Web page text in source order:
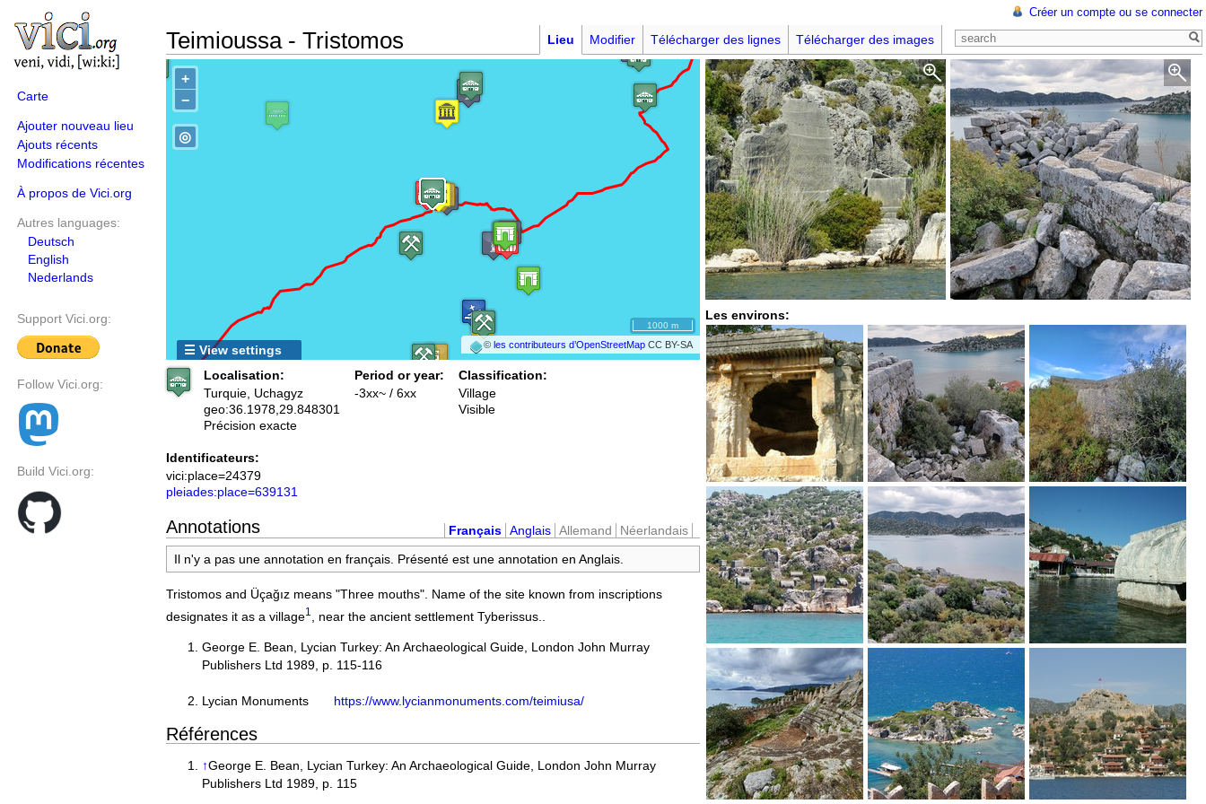
Carte
Ajouter nouveau lieu
Ajouts récents
Modifications récentes
À propos de Vici.org
Autres languages:
Deutsch
English
Nederlands
Support Vici.org:
Follow Vici.org:
Build Vici.org:
Teimioussa - Tristomos
Créer un compte ou se connecter
Lieu Modifier Télécharger des lignes Télécharger des images
+
−
©les contributeurs d’OpenStreetMap CC BY-SA
◎
1000 m
☰ View settings
Les environs:
Localisation:
Turquie, Uchagyz
geo:36.1978,29.848301
Précision exacte
Period or year:
-3xx~ / 6xx
Classification:
Village
Visible
Identificateurs:
vici:place=24379
pleiades:place=639131
Annotations Français Anglais Allemand
Néerlandais
Il n'y a pas une annotation en français. Présenté est une annotation en Anglais.
Tristomos and Üçağız means "Three mouths". Name of the site known from inscriptions
designates it as a village1 , near the ancient settlement Tyberissus..
George E. Bean, Lycian Turkey: An Archaeological Guide, London John Murray
Publishers Ltd 1989, p. 115-116
Lycian Monuments https://www.lycianmonuments.com/teimiusa/
Références
↑George E. Bean, Lycian Turkey: An Archaeological Guide, London John Murray
Publishers Ltd 1989, p. 115